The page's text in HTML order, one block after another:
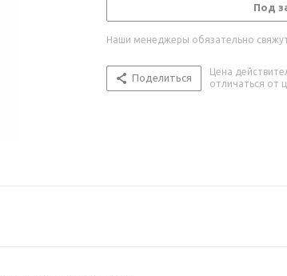
Под
Наши менеджеры обязательно
Поделиться
Цена
отличаться от